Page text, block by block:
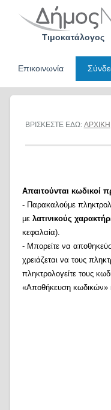
Τιμοκατάλογος
Επικοινωνία
ΒΡΙΣΚΕΣΤΕ ΕΔΩ: ΑΡΧΙΚΗ
Απαιτούνται κωδικοί
- Παρακαλούμε
με λατινικούς
κεφαλαία).
- Μπορείτε να
χρειάζεται να τους
πληκτρολογείτε τους
«Αποθήκευση κωδικών»